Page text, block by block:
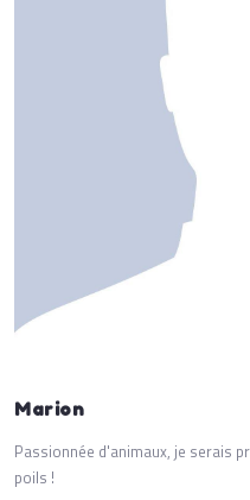
Marion
Passionnée d'animaux, je serais
poils !